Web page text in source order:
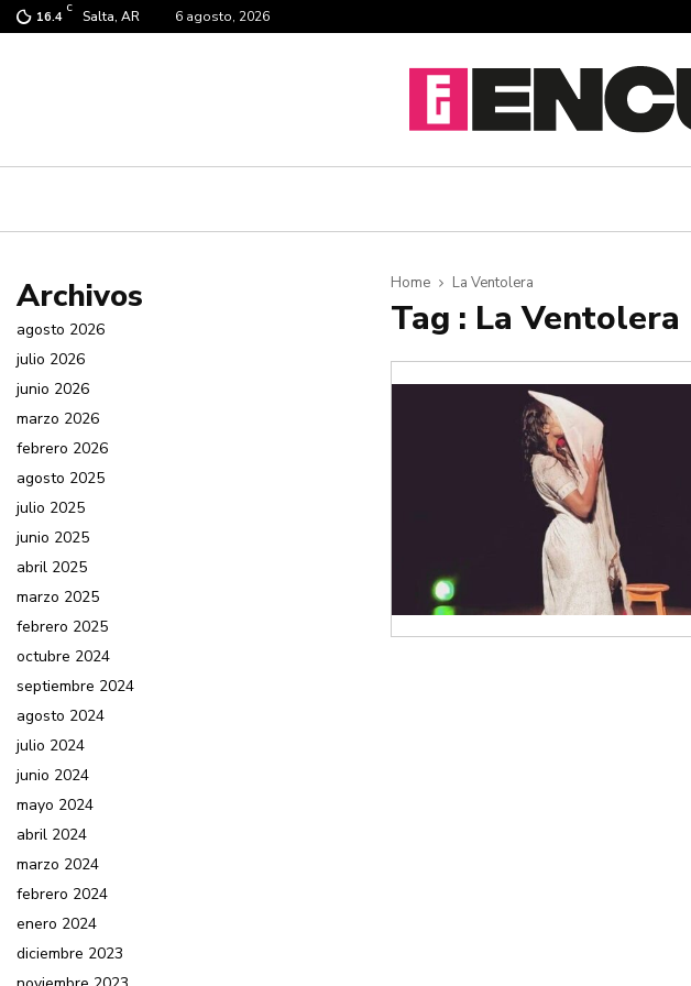
16.4
C Salta, AR 6 agosto, 2026
Home La Ventolera
Tag : La Ventolera
Archivos
agosto 2026
julio 2026
junio 2026
marzo 2026
febrero 2026
agosto 2025
julio 2025
junio 2025
abril 2025
marzo 2025
febrero 2025
octubre 2024
septiembre 2024
agosto 2024
julio 2024
junio 2024
mayo 2024
abril 2024
marzo 2024
febrero 2024
enero 2024
diciembre 2023